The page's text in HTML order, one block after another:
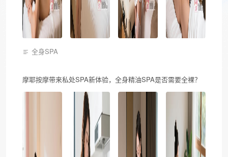
全身SPA
摩耶按摩带来私处SPA新体验，全身精油SPA是否需要全裸？